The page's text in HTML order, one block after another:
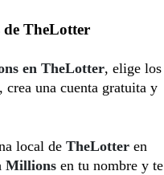
de TheLotter
en TheLotter, elige los
una cuenta gratuita y
local de TheLotter en
Millions en tu nombre y te